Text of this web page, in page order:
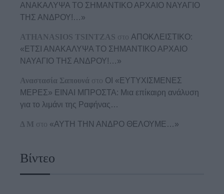
ΑΝΑΚΑΛΥΨΑ ΤΟ ΣΗΜΑΝΤΙΚΟ ΑΡΧΑΙΟ ΝΑΥΑΓΙΟ
ΤΗΣ ΑΝΔΡΟΥ!…»
ATHANASIOS TSINTZAS στο ΑΠΟΚΛΕΙΣΤΙΚΟ:
«ΕΤΣΙ ΑΝΑΚΑΛΥΨΑ ΤΟ ΣΗΜΑΝΤΙΚΟ ΑΡΧΑΙΟ
ΝΑΥΑΓΙΟ ΤΗΣ ΑΝΔΡΟΥ!…»
Αναστασία Σαπουνά στο ΟΙ «ΕΥΤΥΧΙΣΜΕΝΕΣ
ΜΕΡΕΣ» ΕΙΝΑΙ ΜΠΡΟΣΤΑ: Μια επίκαιρη ανάλυση
για το λιμάνι της Ραφήνας…
Δ Μ στο «ΑΥΤΗ ΤΗΝ ΑΝΔΡΟ ΘΕΛΟΥΜΕ…»
Βίντεο